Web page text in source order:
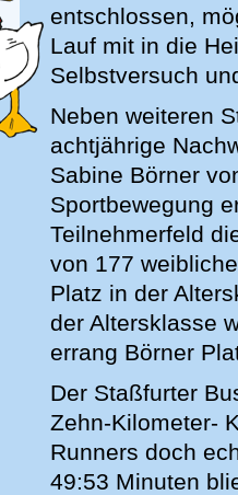
entschlossen,
Lauf mit in die
Selbstversuch
Neben weiteren
achtjährige
Sabine Börner
Sportbewegung
Teilnehmerfeld
von 177
Platz in der
der Altersklasse
errang Börner
Der Staßfurter
Zehn-Kilometer-
Runners doch
49:53 Minuten